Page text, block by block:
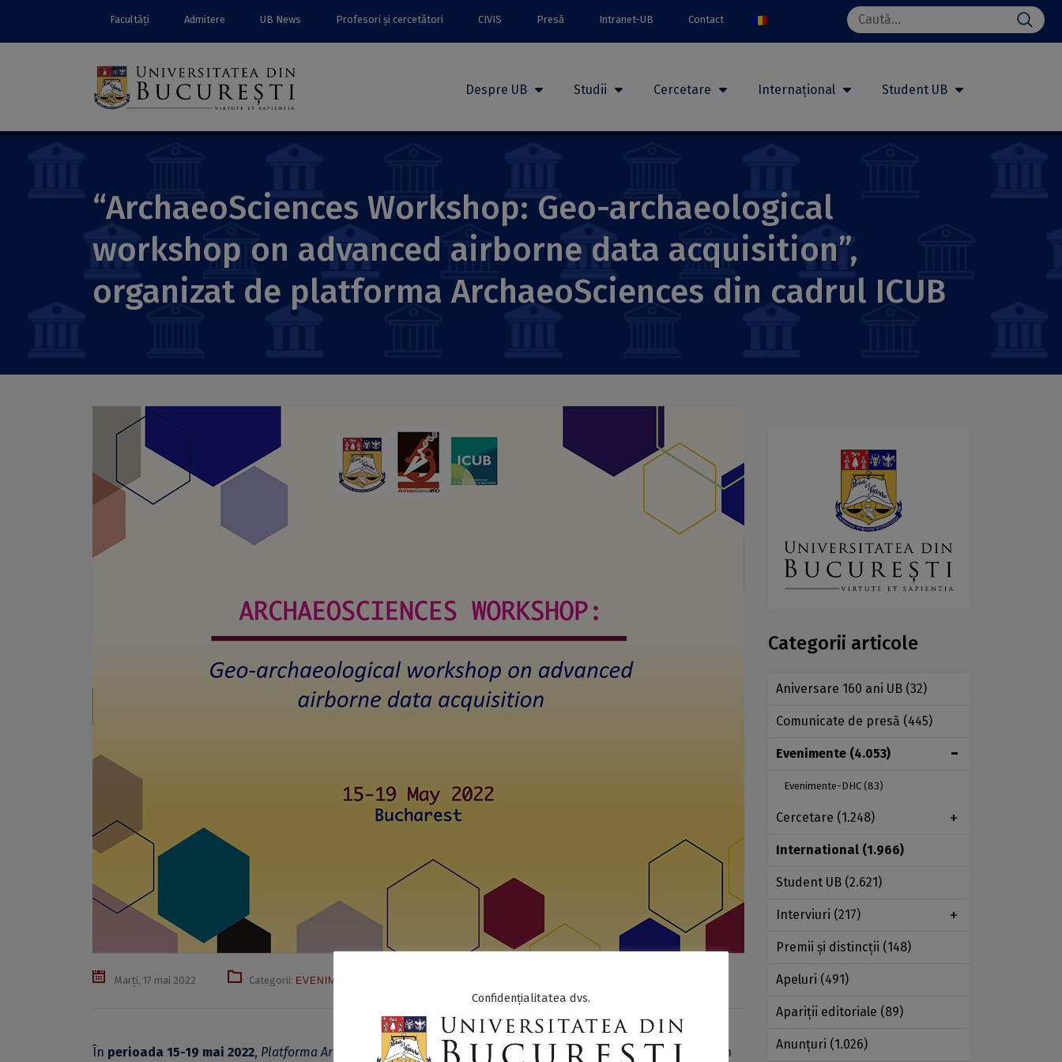
Facultăți Admitere UB News Profesori și cercetători CIVIS Presă Intranet-UB Contact
Search
for:
Despre UB Studii Cercetare Internațional Student UB
“ArchaeoSciences Workshop: Geo-archaeological
workshop on advanced airborne data acquisition”,
organizat de platforma ArchaeoSciences din cadrul ICUB
Marți, 17 mai 2022 Categorii: EVENIMENTE
În perioada 15-19 mai 2022, Platforma ArchaeoSciencesdin cadrul Institutului de Cercetare al Universității din
Categorii articole
Aniversare 160 ani UB (32)
Comunicate de presă (445)
Evenimente (4.053)
Evenimente-DHC (83)
Cercetare (1.248)
International (1.966)
Student UB (2.621)
Interviuri (217)
Premii şi distincţii (148)
Apeluri (491)
Apariţii editoriale (89)
Anunţuri (1.026)
Confidențialitatea dvs.